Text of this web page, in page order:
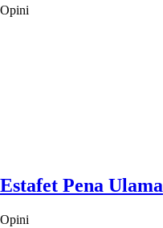
Opini
Estafet Pena Ulama
Opini